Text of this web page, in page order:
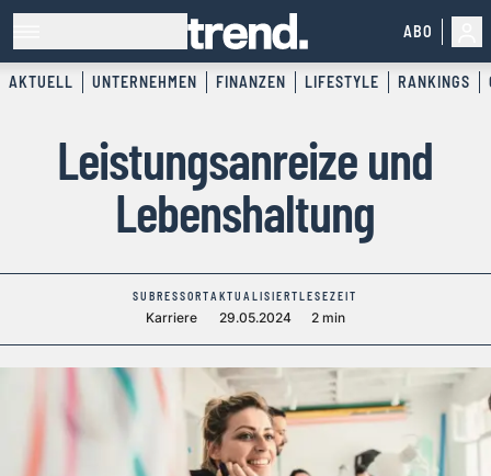
ABO
AKTUELL UNTERNEHMEN FINANZEN LIFESTYLE RANKINGS
Leistungsanreize und
Lebenshaltung
SUBRESSORT
Karriere
AKTUALISIERT
29.05.2024
LESEZEIT
2 min